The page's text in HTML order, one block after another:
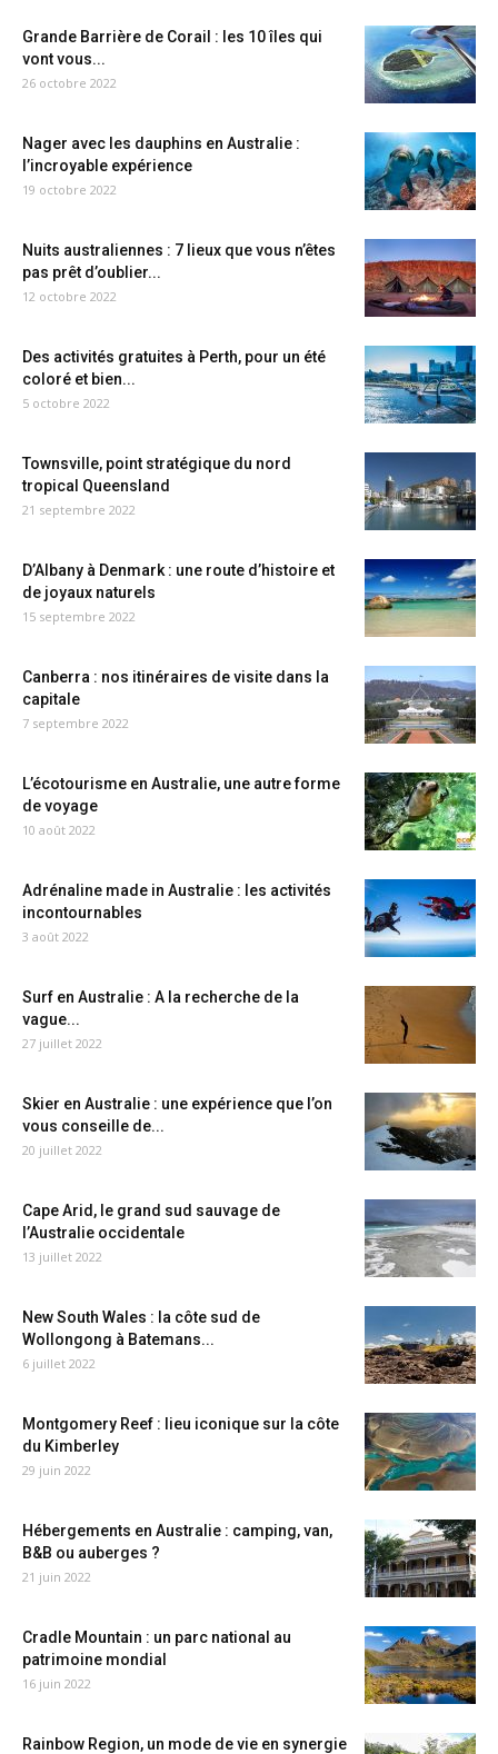
Grande Barrière de Corail : les 10 îles qui
vont vous...
26 octobre 2022
Nager avec les dauphins en Australie :
l’incroyable expérience
19 octobre 2022
Nuits australiennes : 7 lieux que vous n’êtes
pas prêt d’oublier...
12 octobre 2022
Des activités gratuites à Perth, pour un été
coloré et bien...
5 octobre 2022
Townsville, point stratégique du nord
tropical Queensland
21 septembre 2022
D’Albany à Denmark : une route d’histoire et
de joyaux naturels
15 septembre 2022
Canberra : nos itinéraires de visite dans la
capitale
7 septembre 2022
L’écotourisme en Australie, une autre forme
de voyage
10 août 2022
Adrénaline made in Australie : les activités
incontournables
3 août 2022
Surf en Australie : A la recherche de la
vague...
27 juillet 2022
Skier en Australie : une expérience que l’on
vous conseille de...
20 juillet 2022
Cape Arid, le grand sud sauvage de
l’Australie occidentale
13 juillet 2022
New South Wales : la côte sud de
Wollongong à Batemans...
6 juillet 2022
Montgomery Reef : lieu iconique sur la côte
du Kimberley
29 juin 2022
Hébergements en Australie : camping, van,
B&B ou auberges ?
21 juin 2022
Cradle Mountain : un parc national au
patrimoine mondial
16 juin 2022
Rainbow Region, un mode de vie en synergie